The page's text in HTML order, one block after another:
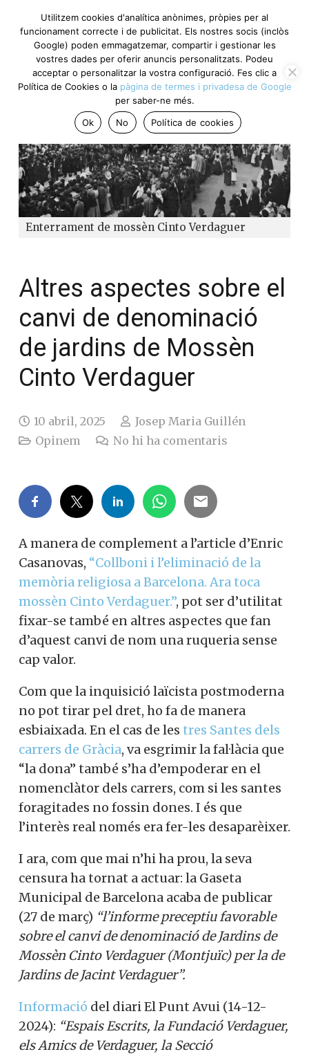
Enterrament de mossèn Cinto Verdaguer
Altres aspectes sobre el
canvi de denominació
de jardins de Mossèn
Cinto Verdaguer
10 abril, 2025
Josep Maria Guillén
Opinem
No hi ha comentaris
A manera de complement a l’article d’Enric
Casanovas, “Collboni i l’eliminació de la
memòria religiosa a Barcelona. Ara toca
mossèn Cinto Verdaguer.”, pot ser d’utilitat
fixar-se també en altres aspectes que fan
d’aquest canvi de nom una ruqueria sense
cap valor.
Com que la inquisició laïcista postmoderna
no pot tirar pel dret, ho fa de manera
esbiaixada. En el cas de les tres Santes dels
carrers de Gràcia, va esgrimir la fal·làcia que
“la dona” també s’ha d’empoderar en el
nomenclàtor dels carrers, com si les santes
foragitades no fossin dones. I és que
l’interès real només era fer-les desaparèixer.
I ara, com que mai n’hi ha prou, la seva
censura ha tornat a actuar: la Gaseta
Municipal de Barcelona acaba de publicar
(27 de març) “l’informe preceptiu favorable
sobre el canvi de denominació de Jardins de
Mossèn Cinto Verdaguer (Montjuïc) per la de
Jardins de Jacint Verdaguer”.
Informació del diari El Punt Avui (14-12-
2024): “Espais Escrits, la Fundació Verdaguer,
els Amics de Verdaguer, la Secció
Utilitzem cookies d'analítica anònimes, pròpies per al
funcionament correcte i de publicitat. Els nostres socis (inclòs
Google) poden emmagatzemar, compartir i gestionar les
vostres dades per oferir anuncis personalitzats. Podeu
acceptar o personalitzar la vostra configuració. Fes clic a
Política de Cookies o la pàgina de termes i privadesa de Google
per saber-ne més.
Ok
No Política de cookies